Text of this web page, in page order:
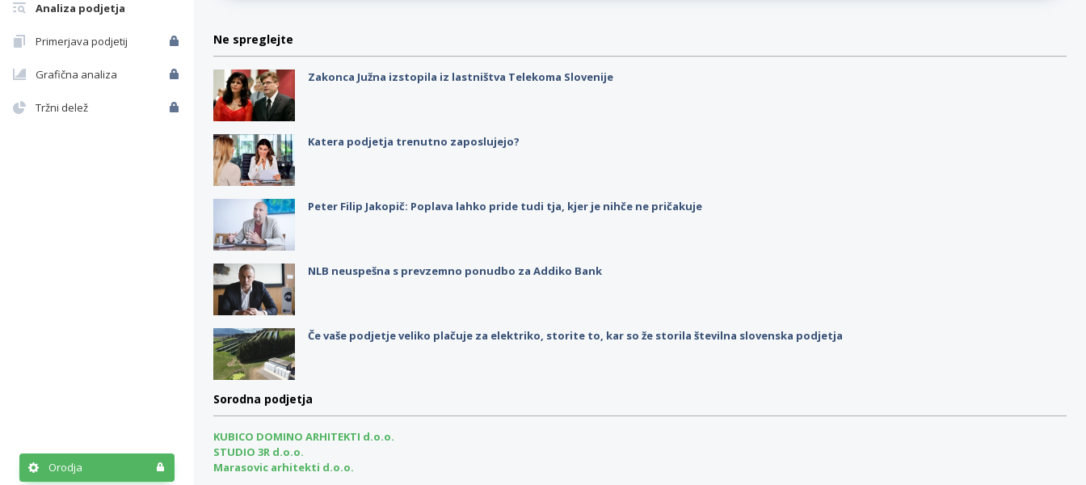
Analiza podjetja
Primerjava podjetij
Grafična analiza
Tržni delež
Orodja
Ne spreglejte
Zakonca Južna izstopila iz lastništva Telekoma Slovenije
Katera podjetja trenutno zaposlujejo?
Peter Filip Jakopič: Poplava lahko pride tudi tja, kjer je nihče ne pričakuje
NLB neuspešna s prevzemno ponudbo za Addiko Bank
Če vaše podjetje veliko plačuje za elektriko, storite to, kar so že storila številna slovenska podjetja
Sorodna podjetja
KUBICO DOMINO ARHITEKTI d.o.o.
STUDIO 3R d.o.o.
Marasovic arhitekti d.o.o.